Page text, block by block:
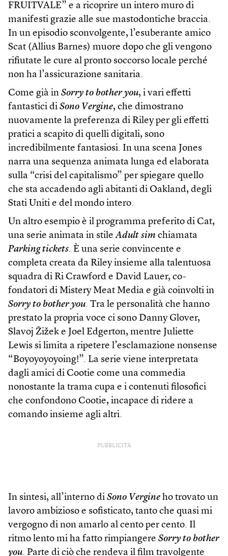
FRUITVALE” e a ricoprire un intero muro di
manifesti grazie alle sue mastodontiche braccia.
In un episodio sconvolgente, l’esuberante amico
Scat (Allius Barnes) muore dopo che gli vengono
rifiutate le cure al pronto soccorso locale perché
non ha l’assicurazione sanitaria.
Come già in Sorry to bother you, i vari effetti
fantastici di Sono Vergine, che dimostrano
nuovamente la preferenza di Riley per gli effetti
pratici a scapito di quelli digitali, sono
incredibilmente fantasiosi. In una scena Jones
narra una sequenza animata lunga ed elaborata
sulla “crisi del capitalismo” per spiegare quello
che sta accadendo agli abitanti di Oakland, degli
Stati Uniti e del mondo intero.
Un altro esempio è il programma preferito di Cat,
una serie animata in stileAdult sim chiamata
Parking tickets. È una serie convincente e
completa creata da Riley insieme alla talentuosa
squadra di Ri Crawford e David Lauer, co-
fondatori di Mistery Meat Media e già coinvolti in
Sorry to bother you. Tra le personalità che hanno
prestato la propria voce ci sono Danny Glover,
Slavoj Žižek e Joel Edgerton, mentre Juliette
Lewis si limita a ripetere l’esclamazione nonsense
“Boyoyoyoyoing!”. La serie viene interpretata
dagli amici di Cootie come una commedia
nonostante la trama cupa e i contenuti filosofici
che confondono Cootie, incapace di ridere a
comando insieme agli altri.
PUBBLICITÀ
In sintesi, all’interno di Sono Vergine ho trovato un
lavoro ambizioso e sofisticato, tanto che quasi mi
vergogno di non amarlo al cento per cento. Il
ritmo lento mi ha fatto rimpiangere Sorry to bother
you. Parte di ciò che rendeva il film travolgente